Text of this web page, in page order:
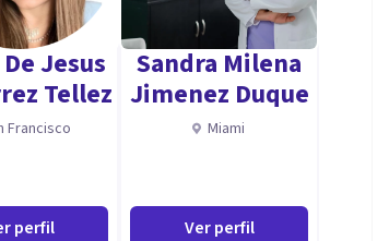
Jesus
Tellez
Francisco
perfil
Sandra Milena
Jimenez Duque
Miami
Ver perfil